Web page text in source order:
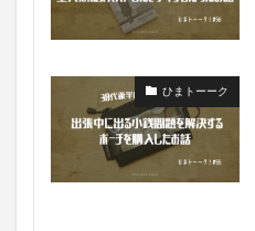
ひまトーーク